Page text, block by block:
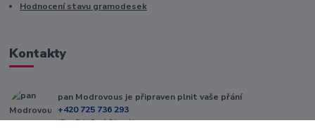
Hodnocení stavu gramodesek
Kontakty
pan Modrovous je připraven plnit vaše přání
+420 725 736 293
(Po-Pá, 8 - 16 hod.)